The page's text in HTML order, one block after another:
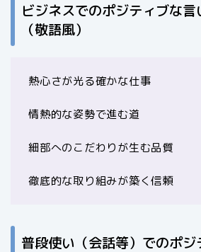
ビジネスでのポジティブな
（敬語風）
熱心さが光る確かな仕事
情熱的な姿勢で進む道
細部へのこだわりが生む品質
徹底的な取り組みが築く信頼
普段使い（会話等）でのポ